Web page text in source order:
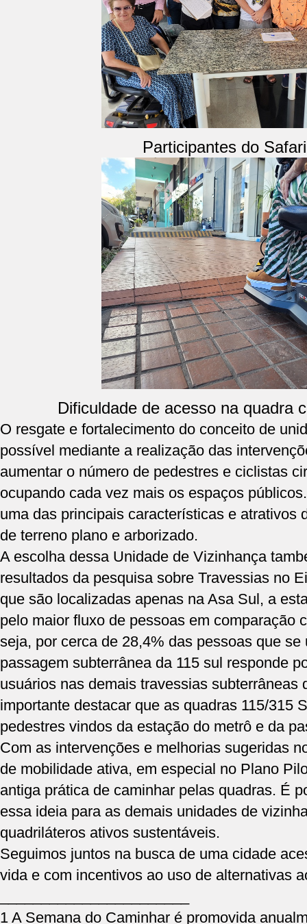
Participantes do
Dificuldade de acesso na quadra
O resgate e fortalecimento do conceito de
possível mediante a realização das
aumentar o número de pedestres e ciclistas
ocupando cada vez mais os espaços
uma das principais características e atrativos
de terreno plano e arborizado.
A escolha dessa Unidade de Vizinhança
resultados da pesquisa sobre Travessias no
que são localizadas apenas na Asa Sul, a
pelo maior fluxo de pessoas em comparação
seja, por cerca de 28,4% das pessoas que
passagem subterrânea da 115 sul responde
usuários nas demais travessias subterrâneas
importante destacar que as quadras 115/315
pedestres vindos da estação do metrô e da
Com as intervenções e melhorias sugeridas
de mobilidade ativa, em especial no Plano
antiga prática de caminhar pelas quadras. É
essa ideia para as demais unidades de
quadriláteros ativos sustentáveis.
Seguimos juntos na busca de uma cidade
vida e com incentivos ao uso de alternativas
1 A Semana do Caminhar é promovida